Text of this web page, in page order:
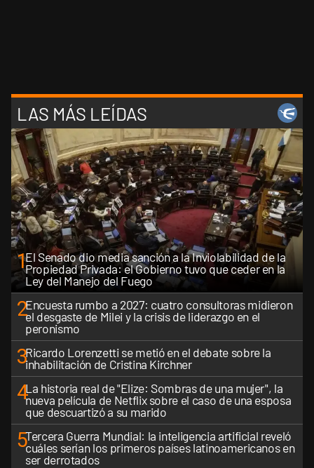
LAS MÁS LEÍDAS
1El Senado dio media sanción a la Inviolabilidad de la
Propiedad Privada: el Gobierno tuvo que ceder en la
Ley del Manejo del Fuego
2Encuesta rumbo a 2027: cuatro consultoras midieron
el desgaste de Milei y la crisis de liderazgo en el
peronismo
3Ricardo Lorenzetti se metió en el debate sobre la
inhabilitación de Cristina Kirchner
4La historia real de "Elize: Sombras de una mujer", la
nueva película de Netflix sobre el caso de una esposa
que descuartizó a su marido
5Tercera Guerra Mundial: la inteligencia artificial reveló
cuáles serían los primeros países latinoamericanos en
ser derrotados